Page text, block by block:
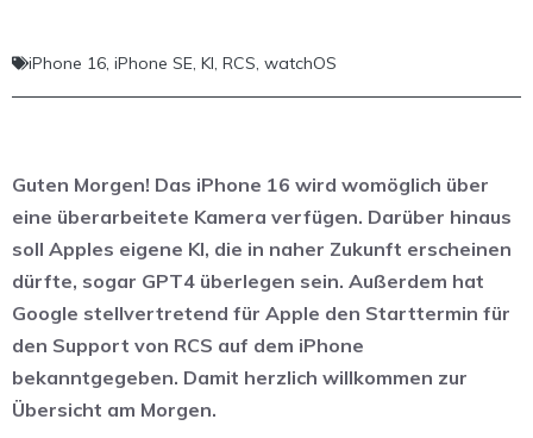
iPhone 16, iPhone SE, KI, RCS, watchOS
Guten Morgen! Das iPhone 16 wird womöglich über
eine überarbeitete Kamera verfügen. Darüber hinaus
soll Apples eigene KI, die in naher Zukunft erscheinen
dürfte, sogar GPT4 überlegen sein. Außerdem hat
Google stellvertretend für Apple den Starttermin für
den Support von RCS auf dem iPhone
bekanntgegeben. Damit herzlich willkommen zur
Übersicht am Morgen.